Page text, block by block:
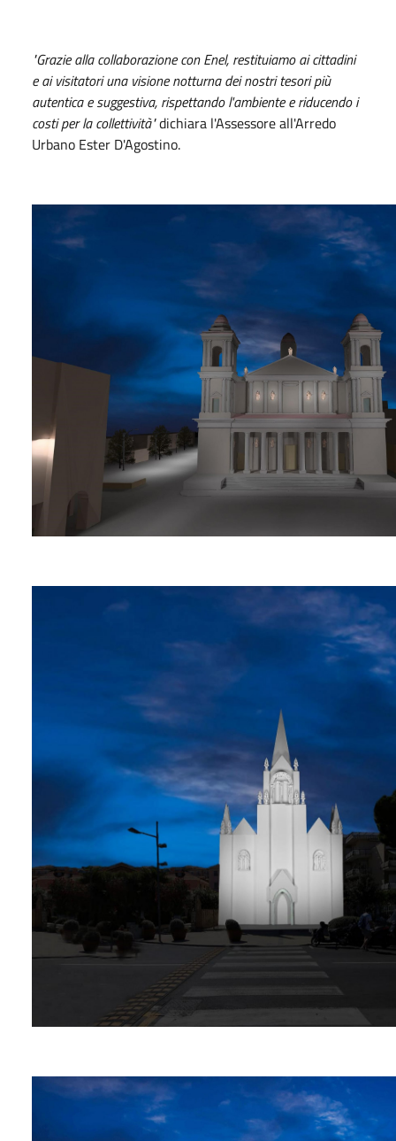
"Grazie alla collaborazione con Enel, restituiamo ai cittadini
e ai visitatori una visione notturna dei nostri tesori più
autentica e suggestiva, rispettando l'ambiente e riducendo i
costi per la collettività"dichiara l'Assessore all'Arredo
Urbano Ester D'Agostino.